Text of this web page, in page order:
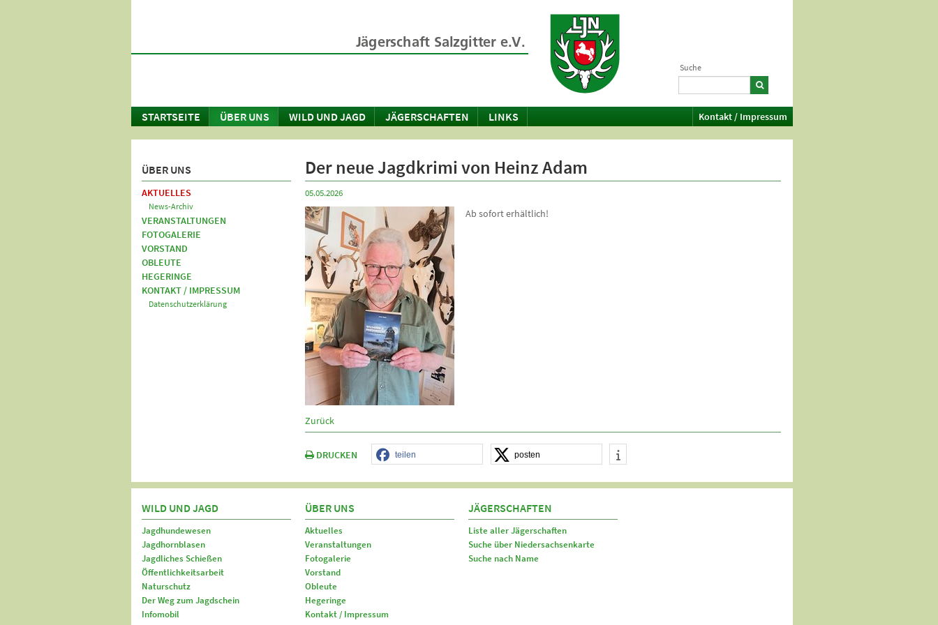
Suche
STARTSEITE ÜBER UNS WILD UND JAGD JÄGERSCHAFTEN LINKS Kontakt / Impressum
ÜBER UNS
AKTUELLES
News-Archiv
VERANSTALTUNGEN
FOTOGALERIE
VORSTAND
OBLEUTE
HEGERINGE
KONTAKT / IMPRESSUM
Datenschutzerklärung
Der neue Jagdkrimi von Heinz Adam
05.05.2026
Ab sofort erhältlich!
Zurück
DRUCKEN teilen posten
WILD UND JAGD
Jagdhundewesen
Jagdhornblasen
Jagdliches Schießen
Öffentlichkeitsarbeit
Naturschutz
Der Weg zum Jagdschein
Infomobil
ÜBER UNS
Aktuelles
Veranstaltungen
Fotogalerie
Vorstand
Obleute
Hegeringe
Kontakt / Impressum
JÄGERSCHAFTEN
Liste aller Jägerschaften
Suche über Niedersachsenkarte
Suche nach Name